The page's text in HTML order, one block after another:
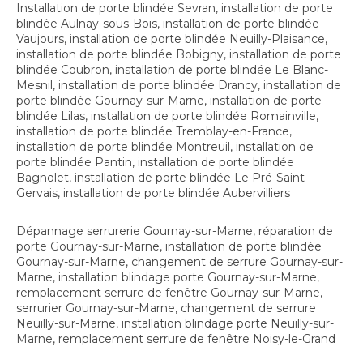
Installation de porte blindée Sevran, installation de porte
blindée Aulnay-sous-Bois, installation de porte blindée
Vaujours, installation de porte blindée Neuilly-Plaisance,
installation de porte blindée Bobigny, installation de porte
blindée Coubron, installation de porte blindée Le Blanc-
Mesnil, installation de porte blindée Drancy, installation de
porte blindée Gournay-sur-Marne, installation de porte
blindée Lilas, installation de porte blindée Romainville,
installation de porte blindée Tremblay-en-France,
installation de porte blindée Montreuil, installation de
porte blindée Pantin, installation de porte blindée
Bagnolet, installation de porte blindée Le Pré-Saint-
Gervais, installation de porte blindée Aubervilliers
Dépannage serrurerie Gournay-sur-Marne, réparation de
porte Gournay-sur-Marne, installation de porte blindée
Gournay-sur-Marne, changement de serrure Gournay-sur-
Marne, installation blindage porte Gournay-sur-Marne,
remplacement serrure de fenêtre Gournay-sur-Marne,
serrurier Gournay-sur-Marne, changement de serrure
Neuilly-sur-Marne, installation blindage porte Neuilly-sur-
Marne, remplacement serrure de fenêtre Noisy-le-Grand